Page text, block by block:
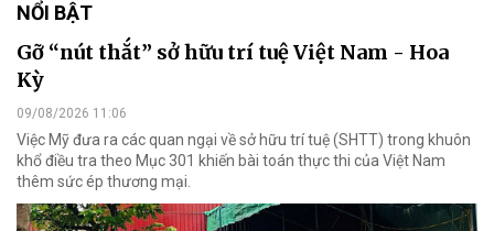
NỔI BẬT
Gỡ “nút thắt” sở hữu trí tuệ Việt Nam - Hoa
Kỳ
09/08/2026 11:06
Việc Mỹ đưa ra các quan ngại về sở hữu trí tuệ (SHTT) trong khuôn
khổ điều tra theo Mục 301 khiến bài toán thực thi của Việt Nam
thêm sức ép thương mại.